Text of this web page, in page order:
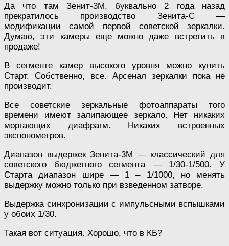
Да что там Зенит-3М, буквально 2 года назад
прекратилось производство Зенита-С —
модификации самой первой советской зеркалки.
Думаю, эти камеры еще можно даже встретить в
продаже!
В сегменте камер высокого уровня можно купить
Старт. Собственно, все. Арсенал зеркалки пока не
производит.
Все советские зеркальные фотоаппараты того
времени имеют залипающее зеркало. Нет никаких
моргающих диафрагм. Никаких встроенных
экспонометров.
Диапазон выдержек Зенита-3М — классический для
советского бюджетного сегмента — 1/30-1/500. У
Старта диапазон шире — 1 – 1/1000, но менять
выдержку можно только при взведенном затворе.
Выдержка синхронизации с импульсными вспышками
у обоих 1/30.
Такая вот ситуация. Хорошо, что в КБ?